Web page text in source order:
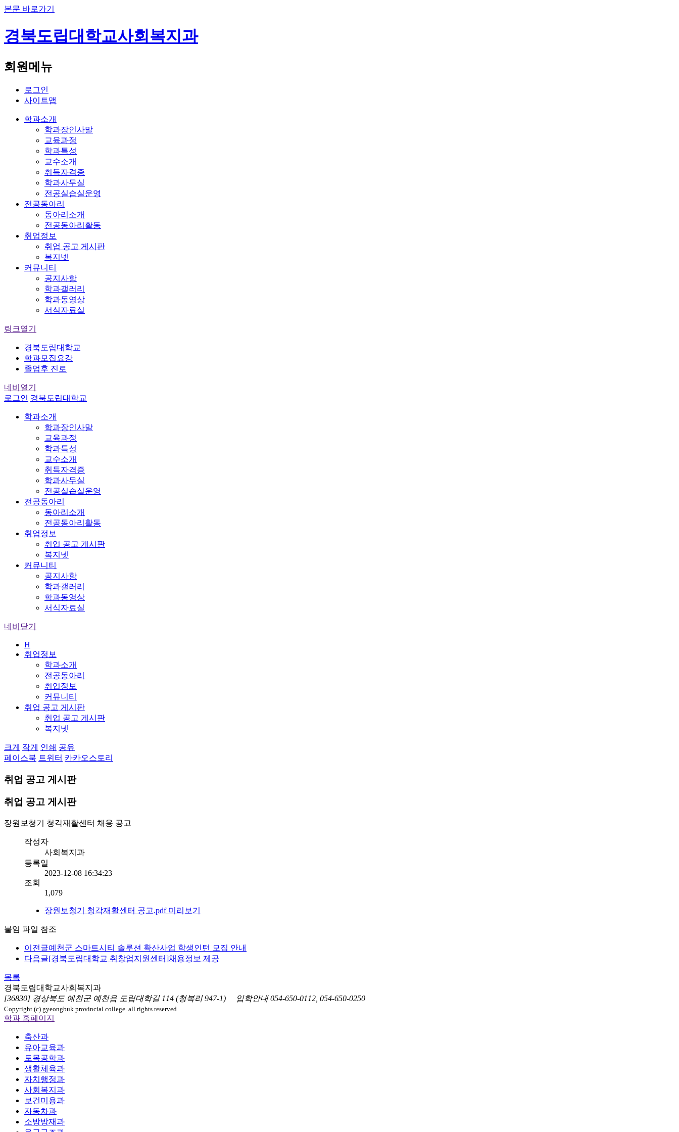
본문 바로가기
경북도립대학교사회복지과
회원메뉴
로그인
사이트맵
학과소개
학과장인사말
교육과정
학과특성
교수소개
취득자격증
학과사무실
전공실습실운영
전공동아리
동아리소개
전공동아리활동
취업정보
취업 공고 게시판
복지넷
커뮤니티
공지사항
학과갤러리
학과동영상
서식자료실
링크열기
경북도립대학교
학과모집요강
졸업후 진로
네비열기
로그인 경북도립대학교
학과소개
학과장인사말
교육과정
학과특성
교수소개
취득자격증
학과사무실
전공실습실운영
전공동아리
동아리소개
전공동아리활동
취업정보
취업 공고 게시판
복지넷
커뮤니티
공지사항
학과갤러리
학과동영상
서식자료실
네비닫기
H
취업정보
학과소개
전공동아리
취업정보
커뮤니티
취업 공고 게시판
취업 공고 게시판
복지넷
크게 작게 인쇄 공유
페이스북 트위터 카카오스토리
취업 공고 게시판
취업 공고 게시판
장원보청기 청각재활센터 채용 공고
작성자
사회복지과
등록일
2023-12-08 16:34:23
조회
1,079
장원보청기 청각재활센터 공고.pdf 미리보기
붙임 파일 참조
이전글예천군 스마트시티 솔루션 확산사업 학생인턴 모집 안내
다음글[경북도립대학교 취창업지원센터]채용정보 제공
목록
경북도립대학교사회복지과
[36830] 경상북도 예천군 예천읍 도립대학길 114 (청복리 947-1)
입학안내054-650-0112, 054-650-0250
Copyright (c) gyeongbuk provincial college. all rights reserved
학과 홈페이지
축산과
유아교육과
토목공학과
생활체육과
자치행정과
사회복지과
보건미용과
자동차과
소방방재과